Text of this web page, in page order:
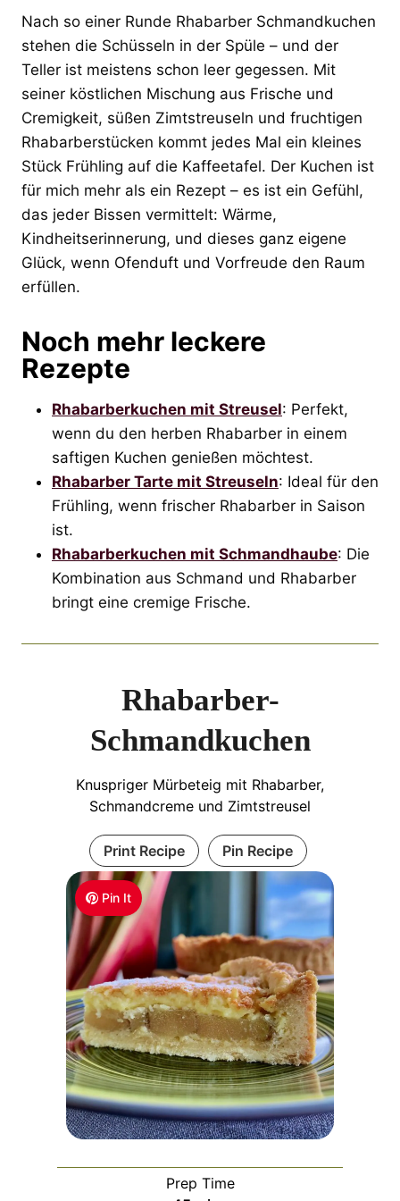
Nach so einer Runde Rhabarber Schmandkuchen
stehen die Schüsseln in der Spüle – und der
Teller ist meistens schon leer gegessen. Mit
seiner köstlichen Mischung aus Frische und
Cremigkeit, süßen Zimtstreuseln und fruchtigen
Rhabarberstücken kommt jedes Mal ein kleines
Stück Frühling auf die Kaffeetafel. Der Kuchen ist
für mich mehr als ein Rezept – es ist ein Gefühl,
das jeder Bissen vermittelt: Wärme,
Kindheitserinnerung, und dieses ganz eigene
Glück, wenn Ofenduft und Vorfreude den Raum
erfüllen.
Noch mehr leckere
Rezepte
Rhabarberkuchen mit Streusel: Perfekt,
wenn du den herben Rhabarber in einem
saftigen Kuchen genießen möchtest.
Rhabarber Tarte mit Streuseln: Ideal für den
Frühling, wenn frischer Rhabarber in Saison
ist.
Rhabarberkuchen mit Schmandhaube: Die
Kombination aus Schmand und Rhabarber
bringt eine cremige Frische.
Pin It
Rhabarber-
Schmandkuchen
Knuspriger Mürbeteig mit Rhabarber,
Schmandcreme und Zimtstreusel
Print Recipe Pin Recipe
Prep Time